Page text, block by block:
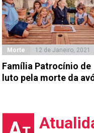
Morte 12 de Janeiro, 2021
Família Patrocínio de
luto pela morte da